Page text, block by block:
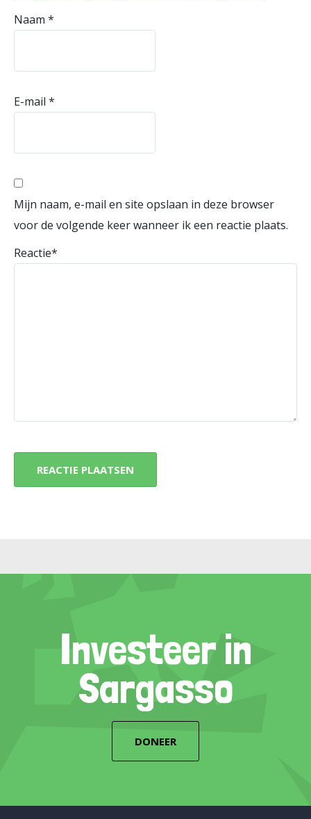
Naam *
E-mail *
Mijn naam, e-mail en site opslaan in deze browser
voor de volgende keer wanneer ik een reactie plaats.
Reactie*
Investeer in
Sargasso
DONEER